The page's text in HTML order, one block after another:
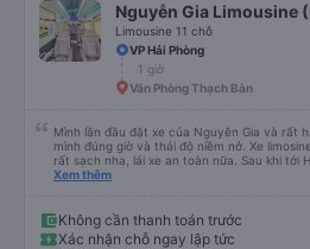
Nguyễn Gia Limousine
Limousine 11 chỗ
VP Hải Phòng
1 giờ
Văn Phòng Thạch Bàn
Mình lần đầu đặt xe của Nguyễn Gia và rất
mình đúng giờ và thái độ niềm nở. Xe limosine to, rộng, có wifi, cổng sạc và
rất sạch nha, lái xe an toàn nữa. Sau khi tới
xe trung chuyển ( vf6) sạch sẽ, thoải mái bạn lái xe rất
Xem thêm
Không cần thanh toán trước
Xác nhận chỗ ngay lập tức